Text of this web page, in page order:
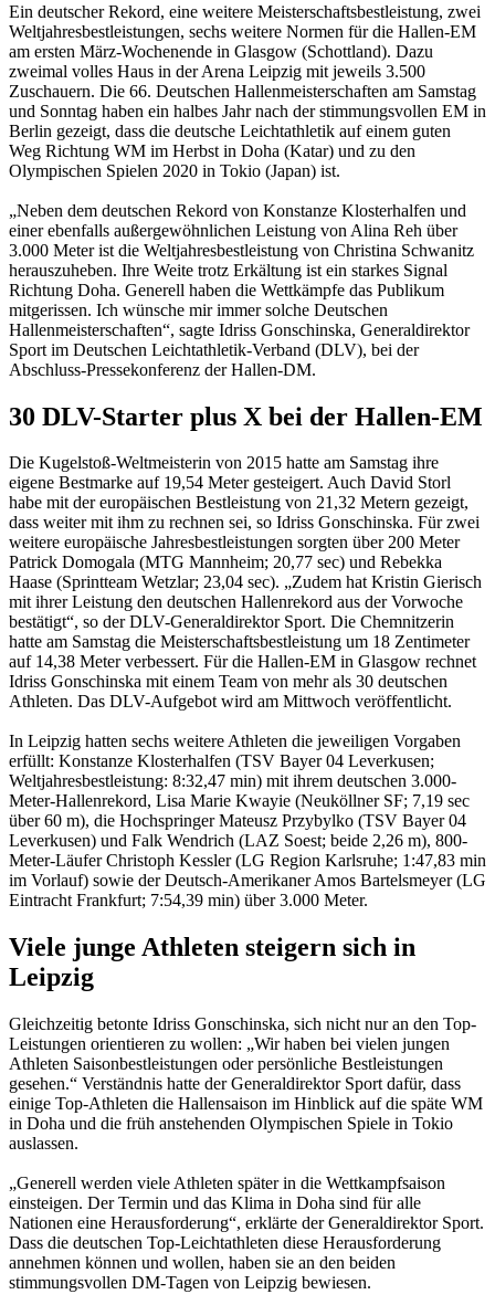
Ein deutscher Rekord, eine weitere Meisterschaftsbestleistung, zwei
Weltjahresbestleistungen, sechs weitere Normen für die Hallen-EM
am ersten März-Wochenende in Glasgow (Schottland). Dazu
zweimal volles Haus in der Arena Leipzig mit jeweils 3.500
Zuschauern. Die 66. Deutschen Hallenmeisterschaften am Samstag
und Sonntag haben ein halbes Jahr nach der stimmungsvollen EM in
Berlin gezeigt, dass die deutsche Leichtathletik auf einem guten
Weg Richtung WM im Herbst in Doha (Katar) und zu den
Olympischen Spielen 2020 in Tokio (Japan) ist.
„Neben dem deutschen Rekord von Konstanze Klosterhalfen und
einer ebenfalls außergewöhnlichen Leistung von Alina Reh über
3.000 Meter ist die Weltjahresbestleistung von Christina Schwanitz
herauszuheben. Ihre Weite trotz Erkältung ist ein starkes Signal
Richtung Doha. Generell haben die Wettkämpfe das Publikum
mitgerissen. Ich wünsche mir immer solche Deutschen
Hallenmeisterschaften“, sagte Idriss Gonschinska, Generaldirektor
Sport im Deutschen Leichtathletik-Verband (DLV), bei der
Abschluss-Pressekonferenz der Hallen-DM.
30 DLV-Starter plus X bei der Hallen-EM
Die Kugelstoß-Weltmeisterin von 2015 hatte am Samstag ihre
eigene Bestmarke auf 19,54 Meter gesteigert. Auch David Storl
habe mit der europäischen Bestleistung von 21,32 Metern gezeigt,
dass weiter mit ihm zu rechnen sei, so Idriss Gonschinska. Für zwei
weitere europäische Jahresbestleistungen sorgten über 200 Meter
Patrick Domogala (MTG Mannheim; 20,77 sec) und Rebekka
Haase (Sprintteam Wetzlar; 23,04 sec). „Zudem hat Kristin Gierisch
mit ihrer Leistung den deutschen Hallenrekord aus der Vorwoche
bestätigt“, so der DLV-Generaldirektor Sport. Die Chemnitzerin
hatte am Samstag die Meisterschaftsbestleistung um 18 Zentimeter
auf 14,38 Meter verbessert. Für die Hallen-EM in Glasgow rechnet
Idriss Gonschinska mit einem Team von mehr als 30 deutschen
Athleten. Das DLV-Aufgebot wird am Mittwoch veröffentlicht.
In Leipzig hatten sechs weitere Athleten die jeweiligen Vorgaben
erfüllt: Konstanze Klosterhalfen (TSV Bayer 04 Leverkusen;
Weltjahresbestleistung: 8:32,47 min) mit ihrem deutschen 3.000-
Meter-Hallenrekord, Lisa Marie Kwayie (Neuköllner SF; 7,19 sec
über 60 m), die Hochspringer Mateusz Przybylko (TSV Bayer 04
Leverkusen) und Falk Wendrich (LAZ Soest; beide 2,26 m), 800-
Meter-Läufer Christoph Kessler (LG Region Karlsruhe; 1:47,83 min
im Vorlauf) sowie der Deutsch-Amerikaner Amos Bartelsmeyer (LG
Eintracht Frankfurt; 7:54,39 min) über 3.000 Meter.
Viele junge Athleten steigern sich in
Leipzig
Gleichzeitig betonte Idriss Gonschinska, sich nicht nur an den Top-
Leistungen orientieren zu wollen: „Wir haben bei vielen jungen
Athleten Saisonbestleistungen oder persönliche Bestleistungen
gesehen.“ Verständnis hatte der Generaldirektor Sport dafür, dass
einige Top-Athleten die Hallensaison im Hinblick auf die späte WM
in Doha und die früh anstehenden Olympischen Spiele in Tokio
auslassen.
„Generell werden viele Athleten später in die Wettkampfsaison
einsteigen. Der Termin und das Klima in Doha sind für alle
Nationen eine Herausforderung“, erklärte der Generaldirektor Sport.
Dass die deutschen Top-Leichtathleten diese Herausforderung
annehmen können und wollen, haben sie an den beiden
stimmungsvollen DM-Tagen von Leipzig bewiesen.